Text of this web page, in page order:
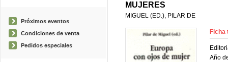
Próximos eventos
Condiciones de venta
Pedidos especiales
MUJERES
MIGUEL (ED.), PILAR DE
Ficha
Año